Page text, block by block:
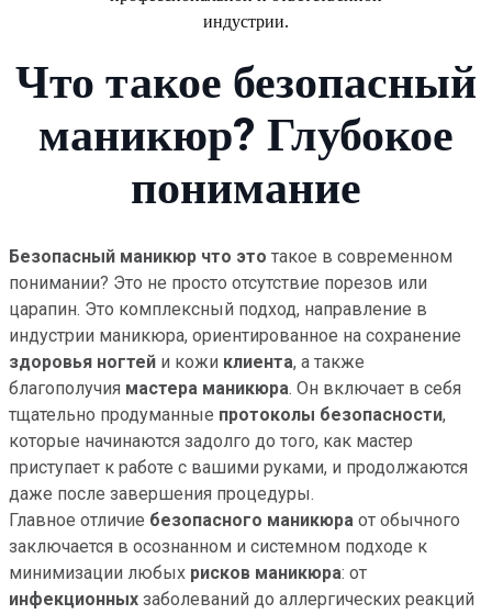
индустрии.
Что такое безопасный
маникюр? Глубокое
понимание
Безопасный маникюр что это такое в современном
понимании? Это не просто отсутствие порезов или
царапин. Это комплексный подход, направление в
индустрии маникюра, ориентированное на сохранение
здоровья ногтей и кожи клиента, а также
благополучия мастера маникюра. Он включает в себя
тщательно продуманные протоколы безопасности,
которые начинаются задолго до того, как мастер
приступает к работе с вашими руками, и продолжаются
даже после завершения процедуры.
Главное отличие безопасного маникюра от обычного
заключается в осознанном и системном подходе к
минимизации любых рисков маникюра: от
инфекционных заболеваний до аллергических реакций